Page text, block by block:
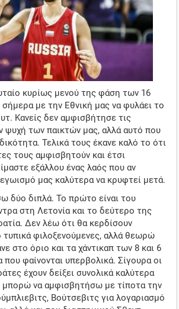
TV
ΣΤΗ ΝΟΤΙΑ ΑΜΕΡΙΚΗ
ΕΜΕΙΣ
ΣΕ ΠΤΏΣΗ
ΣΤΑ OVER 2.5
ΣΤΟΙΧΉΜΑΤΟΣ
SITES
TV
ΣΤΗ ΝΟΤΙΑ ΑΜΕΡΙΚΗ
κυρίως μενού της φάση των 16
με την Εθνική μας να φυλάει το
Κανείς δεν αμφισβήτησε τις
ψυχή των παικτών μας, αλλά αυτό που
Τελικά τους έκανε καλό το ότι
τους αμφισβητούν και έτσι
εξάλλου ένας λαός που αν
εγωισμό μας καλύτερα να κρυφτεί μετά.
δύο διπλά. Το πρώτο είναι του
στη Λετονία και το δεύτερο της
Δεν λέω ότι θα κερδίσουν
τυπικά φιλοξενούμενες, αλλά θεωρώ
στο όριο και τα χάντικαπ των 8 και 6
που φαίνονται υπερβολικά. Σίγουρα οι
έχουν δείξει συνολικά καλύτερα
μπορώ να αμφισβητήσω με τίποτα την
Βούτσεβιτς για λογαριασμό